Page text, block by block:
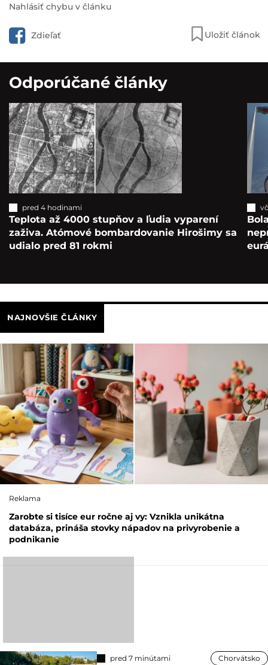
Nahlásiť chybu v článku
Zdieľať Uložiť článok
Odporúčané články
pred 4 hodinami
Teplota až 4000 stupňov a ľudia vyparení
zaživa. Atómové bombardovanie Hirošimy sa
udialo pred 81 rokmi
NAJNOVŠIE ČLÁNKY
Reklama
Zarobte si tisíce eur ročne aj vy: Vznikla unikátna
databáza, prináša stovky nápadov na privyrobenie a
podnikanie
pred 7 minútami Chorvátsko